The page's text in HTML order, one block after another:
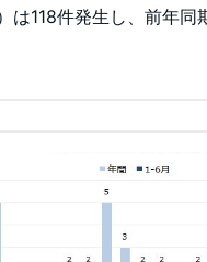
は118件発生し、前年同